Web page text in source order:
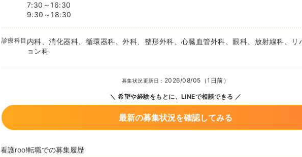
7:30～16:30
9:30～18:30
診療科目 内科、消化器科、循環器科、外科、整形外科、心臓血管外科、眼科、放射線科、リ
ョン科
募集状況更新日： 2026/08/05（1日前）
希望や経験をもとに、LINEで相談できる
最新の募集状況を確認してみる
看護roo!転職での募集履歴